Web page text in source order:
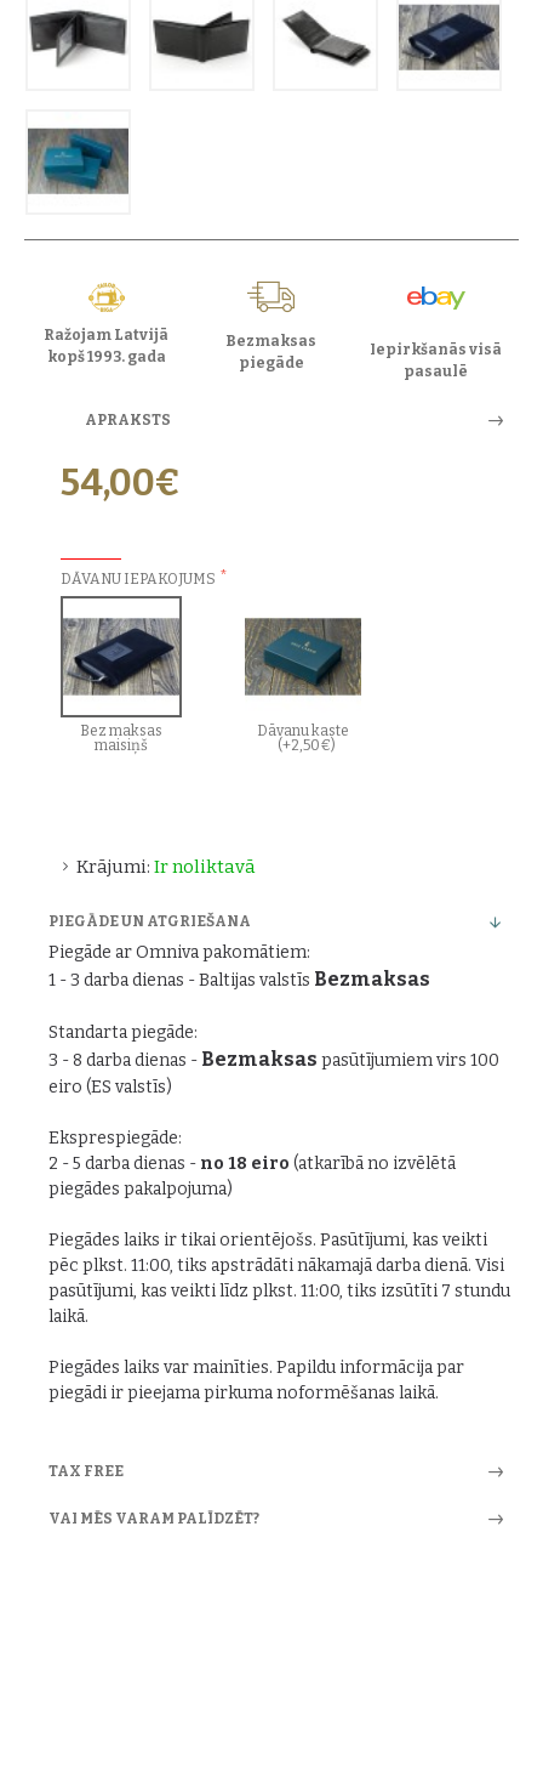
Ražojam Latvijā
kopš 1993. gada
Bezmaksas
piegāde
Iepirkšanās visā
pasaulē
APRAKSTS
Krājumi: Ir noliktavā
54,00€
DĀVANU IEPAKOJUMS
Bez maksas
maisiņš
Dāvanu kaste
(+2,50€)
PIEGĀDE UN ATGRIEŠANA
Piegāde ar Omniva pakomātiem:
1 - 3 darba dienas - Baltijas valstīs Bezmaksas
Standarta piegāde:
3 - 8 darba dienas - Bezmaksas pasūtījumiem virs 100
eiro (ES valstīs)
Eksprespiegāde:
2 - 5 darba dienas - no 18 eiro (atkarībā no izvēlētā
piegādes pakalpojuma)
Piegādes laiks ir tikai orientējošs. Pasūtījumi, kas veikti
pēc plkst. 11:00, tiks apstrādāti nākamajā darba dienā. Visi
pasūtījumi, kas veikti līdz plkst. 11:00, tiks izsūtīti 7 stundu
laikā.
Piegādes laiks var mainīties. Papildu informācija par
piegādi ir pieejama pirkuma noformēšanas laikā.
TAX FREE
VAI MĒS VARAM PALĪDZĒT?